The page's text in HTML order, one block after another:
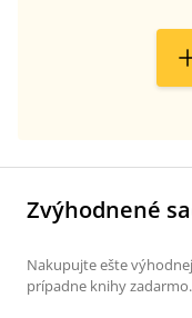
Zvýhodnené
Nakupujte ešte
prípadne knihy zadarmo.